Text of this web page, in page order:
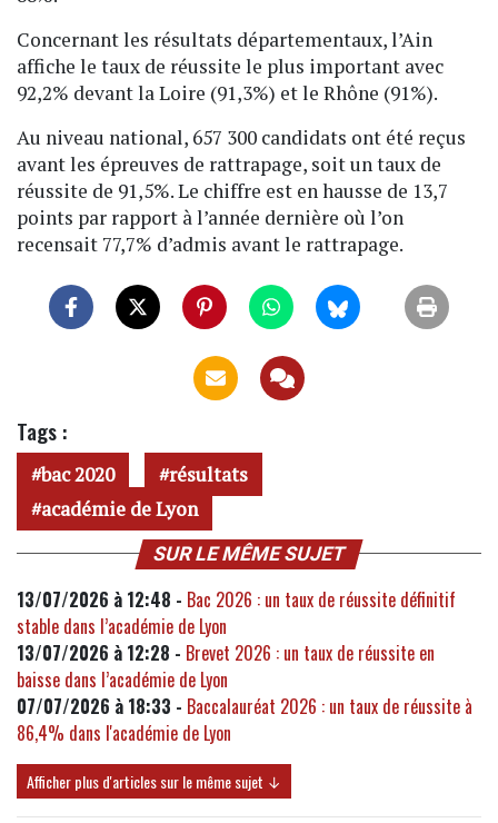
Concernant les résultats départementaux, l’Ain
affiche le taux de réussite le plus important avec
92,2% devant la Loire (91,3%) et le Rhône (91%).
Au niveau national, 657 300 candidats ont été reçus
avant les épreuves de rattrapage, soit un taux de
réussite de 91,5%. Le chiffre est en hausse de 13,7
points par rapport à l’année dernière où l’on
recensait 77,7% d’admis avant le rattrapage.
Tags :
bac 2020
résultats
académie de Lyon
SUR LE MÊME SUJET
13/07/2026 à 12:48 - Bac 2026 : un taux de réussite définitif
stable dans l’académie de Lyon
13/07/2026 à 12:28 - Brevet 2026 : un taux de réussite en
baisse dans l’académie de Lyon
07/07/2026 à 18:33 - Baccalauréat 2026 : un taux de réussite à
86,4% dans l'académie de Lyon
Afficher plus d'articles sur le même sujet ↓